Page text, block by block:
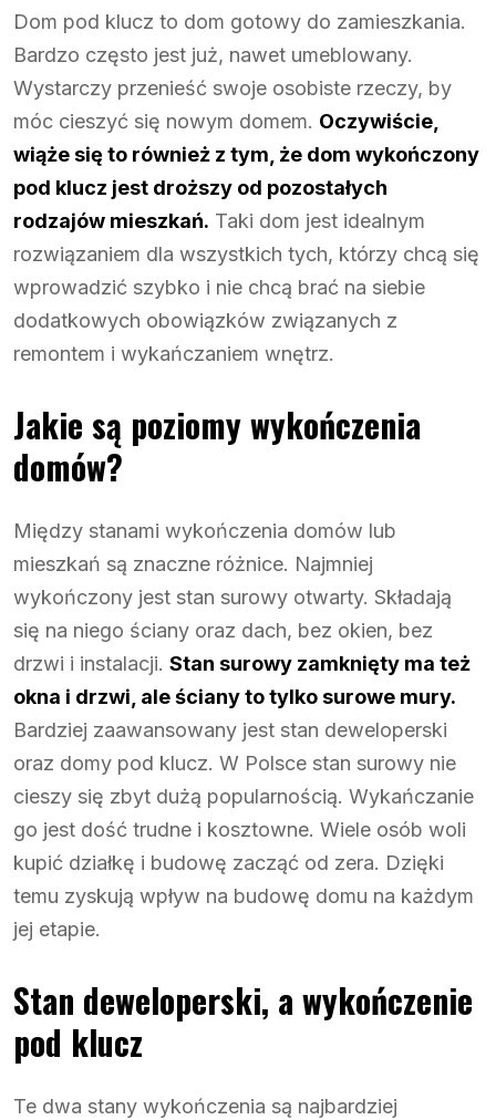
Dom pod klucz to dom gotowy do zamieszkania.
Bardzo często jest już, nawet umeblowany.
Wystarczy przenieść swoje osobiste rzeczy, by
móc cieszyć się nowym domem. Oczywiście,
wiąże się to również z tym, że dom wykończony
pod klucz jest droższy od pozostałych
rodzajów mieszkań. Taki dom jest idealnym
rozwiązaniem dla wszystkich tych, którzy chcą się
wprowadzić szybko i nie chcą brać na siebie
dodatkowych obowiązków związanych z
remontem i wykańczaniem wnętrz.
Jakie są poziomy wykończenia
domów?
Między stanami wykończenia domów lub
mieszkań są znaczne różnice. Najmniej
wykończony jest stan surowy otwarty. Składają
się na niego ściany oraz dach, bez okien, bez
drzwi i instalacji. Stan surowy zamknięty ma też
okna i drzwi, ale ściany to tylko surowe mury.
Bardziej zaawansowany jest stan deweloperski
oraz domy pod klucz. W Polsce stan surowy nie
cieszy się zbyt dużą popularnością. Wykańczanie
go jest dość trudne i kosztowne. Wiele osób woli
kupić działkę i budowę zacząć od zera. Dzięki
temu zyskują wpływ na budowę domu na każdym
jej etapie.
Stan deweloperski, a wykończenie
pod klucz
Te dwa stany wykończenia są najbardziej